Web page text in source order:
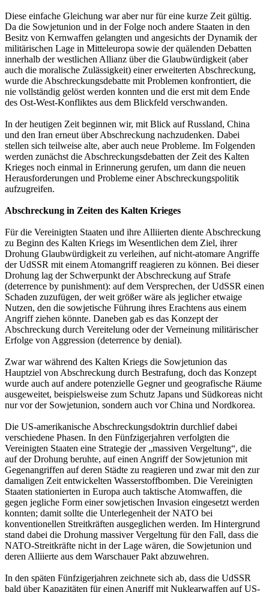
Diese einfache Gleichung war aber nur für eine kurze Zeit gültig.
Da die Sowjetunion und in der Folge noch andere Staaten in den
Besitz von Kernwaffen gelangten und angesichts der Dynamik der
militärischen Lage in Mitteleuropa sowie der quälenden Debatten
innerhalb der westlichen Allianz über die Glaubwürdigkeit (aber
auch die moralische Zulässigkeit) einer erweiterten Abschreckung,
wurde die Abschreckungsdebatte mit Problemen konfrontiert, die
nie vollständig gelöst werden konnten und die erst mit dem Ende
des Ost-West-Konfliktes aus dem Blickfeld verschwanden.
In der heutigen Zeit beginnen wir, mit Blick auf Russland, China
und den Iran erneut über Abschreckung nachzudenken. Dabei
stellen sich teilweise alte, aber auch neue Probleme. Im Folgenden
werden zunächst die Abschreckungsdebatten der Zeit des Kalten
Krieges noch einmal in Erinnerung gerufen, um dann die neuen
Herausforderungen und Probleme einer Abschreckungspolitik
aufzugreifen.
Abschreckung in Zeiten des Kalten Krieges
Für die Vereinigten Staaten und ihre Alliierten diente Abschreckung
zu Beginn des Kalten Kriegs im Wesentlichen dem Ziel, ihrer
Drohung Glaubwürdigkeit zu verleihen, auf nicht-atomare Angriffe
der UdSSR mit einem Atomangriff reagieren zu können. Bei dieser
Drohung lag der Schwerpunkt der Abschreckung auf Strafe
(deterrence by punishment): auf dem Versprechen, der UdSSR einen
Schaden zuzufügen, der weit größer wäre als jeglicher etwaige
Nutzen, den die sowjetische Führung ihres Erachtens aus einem
Angriff ziehen könnte. Daneben gab es das Konzept der
Abschreckung durch Vereitelung oder der Verneinung militärischer
Erfolge von Aggression (deterrence by denial).
Zwar war während des Kalten Kriegs die Sowjetunion das
Hauptziel von Abschreckung durch Bestrafung, doch das Konzept
wurde auch auf andere potenzielle Gegner und geografische Räume
ausgeweitet, beispielsweise zum Schutz Japans und Südkoreas nicht
nur vor der Sowjetunion, sondern auch vor China und Nordkorea.
Die US-amerikanische Abschreckungsdoktrin durchlief dabei
verschiedene Phasen. In den Fünfzigerjahren verfolgten die
Vereinigten Staaten eine Strategie der „massiven Vergeltung“, die
auf der Drohung beruhte, auf einen Angriff der Sowjetunion mit
Gegenangriffen auf deren Städte zu reagieren und zwar mit den zur
damaligen Zeit entwickelten Wasserstoffbomben. Die Vereinigten
Staaten stationierten in Europa auch taktische Atomwaffen, die
gegen jegliche Form einer sowjetischen Invasion eingesetzt werden
konnten; damit sollte die Unterlegenheit der NATO bei
konventionellen Streitkräften ausgeglichen werden. Im Hintergrund
stand dabei die Drohung massiver Vergeltung für den Fall, dass die
NATO-Streitkräfte nicht in der Lage wären, die Sowjetunion und
deren Alliierte aus dem Warschauer Pakt abzuwehren.
In den späten Fünfzigerjahren zeichnete sich ab, dass die UdSSR
bald über Kapazitäten für einen Angriff mit Nuklearwaffen auf US-